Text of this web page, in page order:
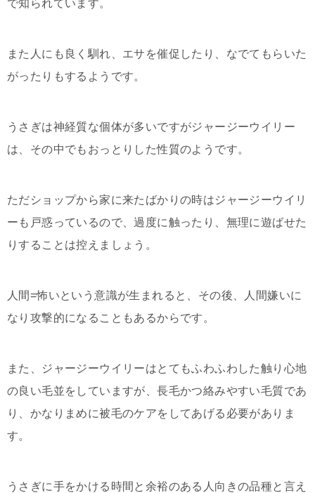
で知られています。
また人にも良く馴れ、エサを催促したり、なでてもらいた
がったりもするようです。
うさぎは神経質な個体が多いですがジャージーウイリー
は、その中でもおっとりした性質のようです。
ただショップから家に来たばかりの時はジャージーウイリ
ーも戸惑っているので、過度に触ったり、無理に遊ばせた
りすることは控えましょう。
人間=怖いという意識が生まれると、その後、人間嫌いに
なり攻撃的になることもあるからです。
また、ジャージーウイリーはとてもふわふわした触り心地
の良い毛並をしていますが、長毛かつ絡みやすい毛質であ
り、かなりまめに被毛のケアをしてあげる必要がありま
す。
うさぎに手をかける時間と余裕のある人向きの品種と言え